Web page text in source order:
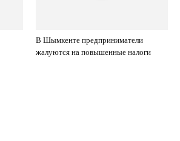
В Шымкенте предприниматели
жалуются на повышенные налоги